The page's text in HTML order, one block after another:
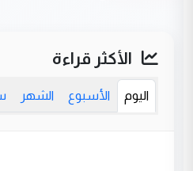
الأكثر قراءة
اليوم الأسبوع الشهر